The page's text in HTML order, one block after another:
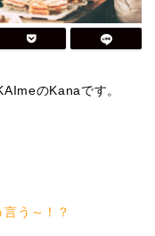
のKanaです。
う～！？